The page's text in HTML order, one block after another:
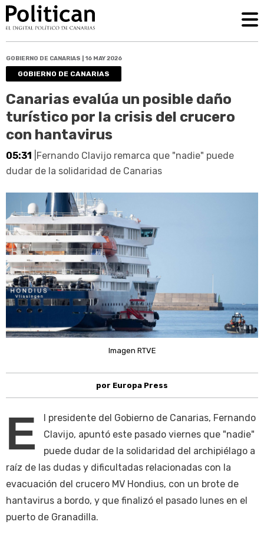
GOBIERNO DE CANARIAS | 16 MAY 2026
GOBIERNO DE CANARIAS
Canarias evalúa un posible daño
turístico por la crisis del crucero
con hantavirus
05:31 |Fernando Clavijo remarca que "nadie" puede
dudar de la solidaridad de Canarias
Imagen RTVE
por Europa Press
E
l presidente del Gobierno de Canarias, Fernando
Clavijo, apuntó este pasado viernes que "nadie"
puede dudar de la solidaridad del archipiélago a
raíz de las dudas y dificultadas relacionadas con la
evacuación del crucero MV Hondius, con un brote de
hantavirus a bordo, y que finalizó el pasado lunes en el
puerto de Granadilla.